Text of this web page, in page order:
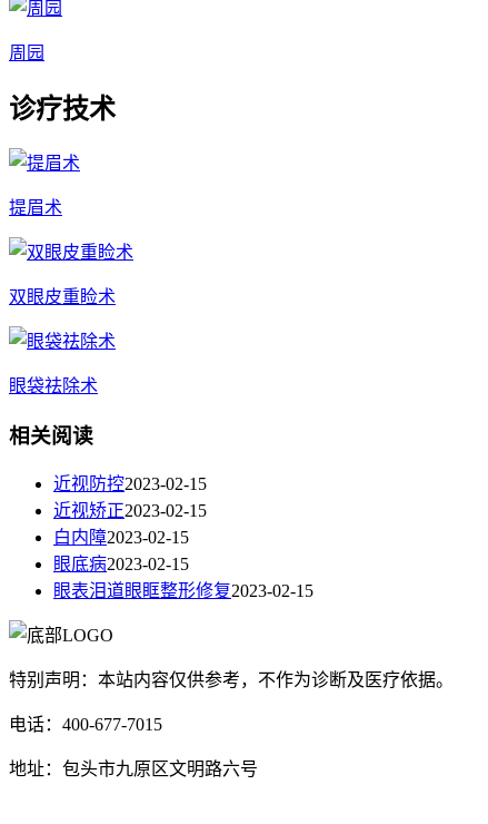
周园
诊疗技术
提眉术
双眼皮重睑术
眼袋祛除术
相关阅读
近视防控2023-02-15
近视矫正2023-02-15
白内障2023-02-15
眼底病2023-02-15
眼表泪道眼眶整形修复2023-02-15
特别声明：本站内容仅供参考，不作为诊断及医疗依据。
电话：400-677-7015
地址：包头市九原区文明路六号